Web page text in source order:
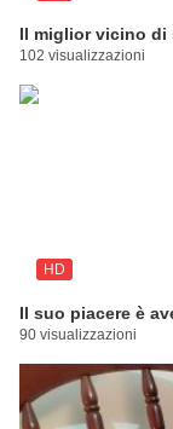
Il miglior vicino di
102 visualizzazioni
HD
Il suo piacere è
90 visualizzazioni